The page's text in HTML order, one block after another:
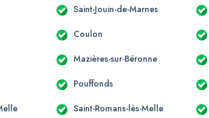
Saint-Jouin-de-Marnes
Coulon
Mazières-sur-Béronne
Pouffonds
Saint-Romans-lès-Melle